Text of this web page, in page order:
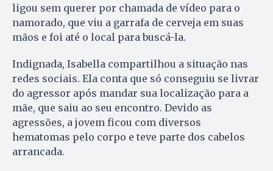
ligou sem querer por chamada de vídeo para o
namorado, que viu a garrafa de cerveja em suas
mãos e foi até o local para buscá-la.
Indignada, Isabella compartilhou a situação nas
redes sociais. Ela conta que só conseguiu se livrar
do agressor após mandar sua localização para a
mãe, que saiu ao seu encontro. Devido as
agressões, a jovem ficou com diversos
hematomas pelo corpo e teve parte dos cabelos
arrancada.